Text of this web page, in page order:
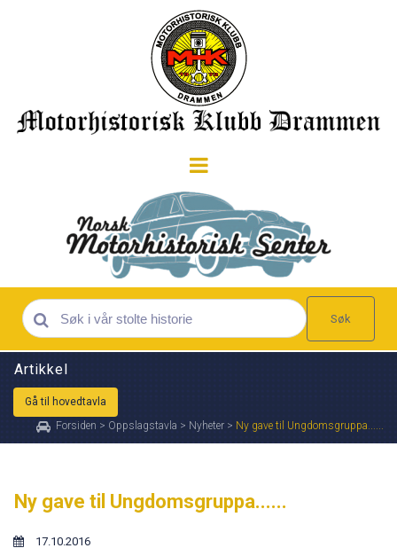
Søk
Artikkel
Gå til hovedtavla
Forsiden > Oppslagstavla > Nyheter > Ny gave til Ungdomsgruppa......
Ny gave til Ungdomsgruppa......
17.10.2016